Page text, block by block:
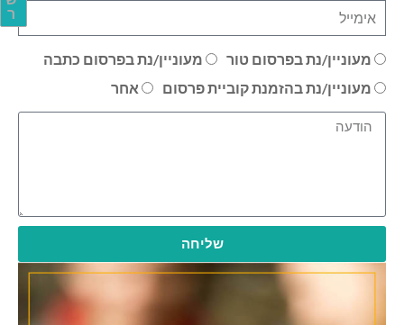
ר
מעוניין/נת בפרסום טור
מעוניין/נת בפרסום כתבה
מעוניין/נת בהזמנת קוביית פרסום
אחר
שליחה